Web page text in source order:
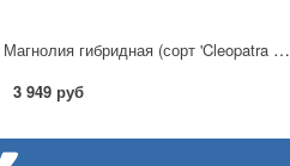
Магнолия гибридная (сорт 'Cleopatra ®') С3
3 949 руб